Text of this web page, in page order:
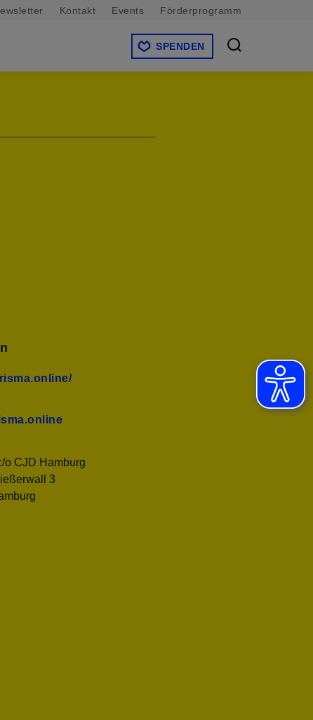
Kontakt Events Förderprogramm
SPENDEN
o CJD Hamburg
3